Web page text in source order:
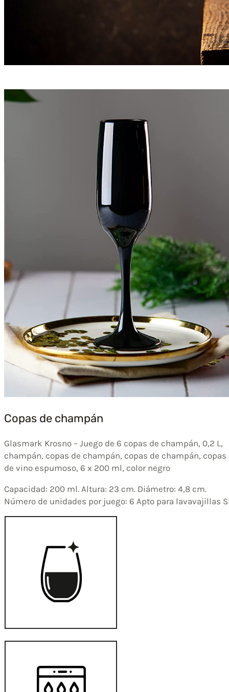
Copas de champán
Glasmark Krosno – Juego de 6 copas de champán, 0,2 L,
champán, copas de champán, copas de champán, copas
de vino espumoso, 6 x 200 ml, color negro
Capacidad: 200 ml. Altura: 23 cm. Diámetro: 4,8 cm.
Número de unidades por juego: 6 Apto para lavavajillas